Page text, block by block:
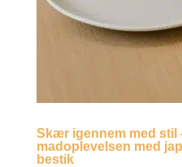
Skær igennem med stil
madoplevelsen med
bestik